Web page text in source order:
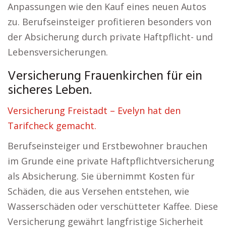
Anpassungen wie den Kauf eines neuen Autos
zu. Berufseinsteiger profitieren besonders von
der Absicherung durch private Haftpflicht- und
Lebensversicherungen.
Versicherung Frauenkirchen für ein
sicheres Leben.
Versicherung Freistadt – Evelyn hat den
Tarifcheck gemacht.
Berufseinsteiger und Erstbewohner brauchen
im Grunde eine private Haftpflichtversicherung
als Absicherung. Sie übernimmt Kosten für
Schäden, die aus Versehen entstehen, wie
Wasserschäden oder verschütteter Kaffee. Diese
Versicherung gewährt langfristige Sicherheit